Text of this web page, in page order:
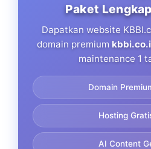
Paket
Dapatkan website
domain premium
maintenance 1
Domain
Hosting
AI Content